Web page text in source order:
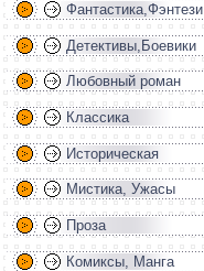
Фантастика,Фэнтези
Детективы,Боевики
Любовный роман
Классика
Историческая
Мистика, Ужасы
Проза
Комиксы, Манга